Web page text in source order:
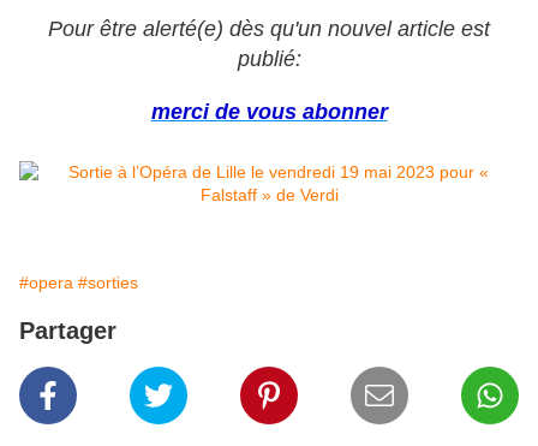
Pour être alerté(e) dès qu'un nouvel article est
publié:
merci de vous abonner
#opera #sorties
Partager